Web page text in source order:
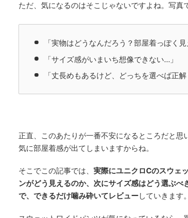
ただ、気になるのはそこじゃないですよね。写真
「実物はどうなんだろう？部屋着っぽく見
「サイズ感がいまいち想像できない…」
「丈長めもあるけど、どっちを選べば正解
正直、このあたりが一番不安になるところだと
気に部屋着感が出てしまいますからね。
そこでこの記事では、 実際にユニクロCのスウェ
ンがどう見えるのか、次にサイズ感はどう選ぶ
で、できるだけ噛み砕いてレビューしていきます。